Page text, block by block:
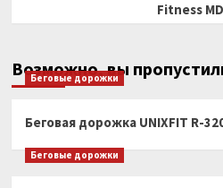
Fitness
Возможно, вы
Беговые дорожки
Беговая дорожка UNIXFIT R-
Беговые дорожки